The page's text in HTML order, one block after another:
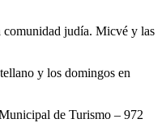
comunidad judía. Micvé y las
y los domingos en
de Turismo – 972